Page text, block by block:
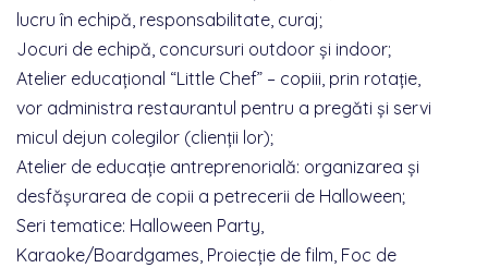
lucru în echipă, responsabilitate, curaj;
Jocuri de echipă, concursuri outdoor și indoor;
Atelier educațional “Little Chef” – copiii, prin rotație,
vor administra restaurantul pentru a pregăti și servi
micul dejun colegilor (clienții lor);
Atelier de educație antreprenorială: organizarea și
desfășurarea de copii a petrecerii de Halloween;
Seri tematice: Halloween Party,
Karaoke/Boardgames, Proiecție de film, Foc de